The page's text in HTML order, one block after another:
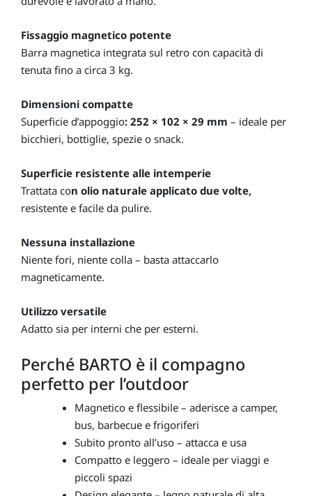
Fissaggio magnetico potente
Barra magnetica integrata sul retro con capacità di
tenuta fino a circa 3 kg.
Dimensioni compatte
Superficie d’appoggio: 252 × 102 × 29 mm – ideale per
bicchieri, bottiglie, spezie o snack.
Superficie resistente alle intemperie
Trattata con olio naturale applicato due volte,
resistente e facile da pulire.
Nessuna installazione
Niente fori, niente colla – basta attaccarlo
magneticamente.
Utilizzo versatile
Adatto sia per interni che per esterni.
Perché BARTO è il compagno
perfetto per l’outdoor
Magnetico e flessibile – aderisce a camper,
bus, barbecue e frigoriferi
Subito pronto all’uso – attacca e usa
Compatto e leggero – ideale per viaggi e
piccoli spazi